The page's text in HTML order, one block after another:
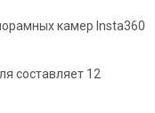
камер Insta360
составляет 12